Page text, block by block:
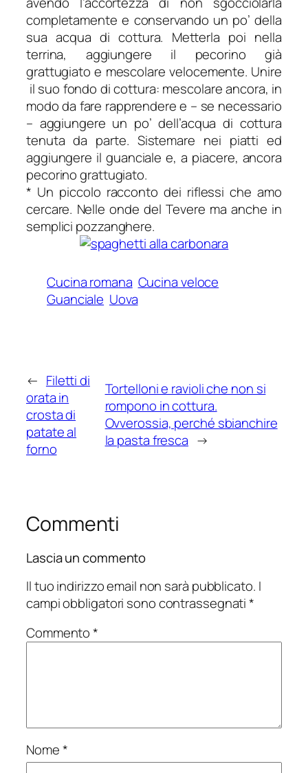
completamente e conservando un po’ della
sua acqua di cottura. Metterla poi nella
terrina, aggiungere il pecorino già
grattugiato e mescolare velocemente. Unire
il suo fondo di cottura: mescolare ancora, in
modo da fare rapprendere e – se necessario
– aggiungere un po’ dell’acqua di cottura
tenuta da parte. Sistemare nei piatti ed
aggiungere il guanciale e, a piacere, ancora
pecorino grattugiato.
* Un piccolo racconto dei riflessi che amo
cercare. Nelle onde del Tevere ma anche in
semplici pozzanghere.
Cucina romana Cucina veloce
Guanciale Uova
← Filetti di
orata in
crosta di
patate al
forno
Tortelloni e ravioli che non si
rompono in cottura.
Ovverossia, perché sbianchire
la pasta fresca →
Commenti
Lascia un commento
Il tuo indirizzo email non sarà pubblicato. I
campi obbligatori sono contrassegnati*
Commento*
Nome*